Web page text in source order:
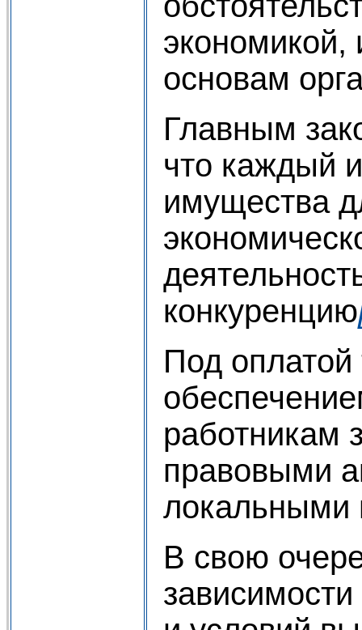
экономикой,
основам
Главным
что каждый
имущества
конкуренцию
Под
работникам
правовыми
локальными
В свою